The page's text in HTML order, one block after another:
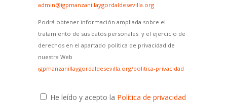
admin@igpmanzanillaygordaldesevilla.org
Podrá obtener información ampliada sobre el
tratamiento de sus datos personales y el ejercicio de
derechos en el apartado política de privacidad de
nuestra Web
igpmanzanillaygordaldesevilla.org/politica-privacidad
He leído y acepto la Política de privacidad